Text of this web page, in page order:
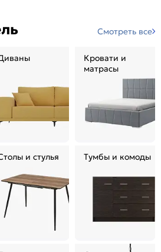
Смотреть все
Кровати и
матрасы
и стулья Тумбы и комоды